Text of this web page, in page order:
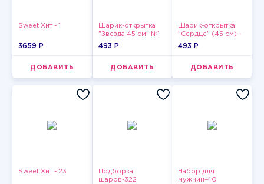
Sweet Хит - 1
3659 P
ДОБАВИТЬ
Шарик-открытка
"Звезда 45 см" №1
493 P
ДОБАВИТЬ
Шарик-открытка
"Сердце" (45 см) -
2
493 P
ДОБАВИТЬ
Sweet Хит - 23
Подборка
шаров-322
Набор для
мужчин-40